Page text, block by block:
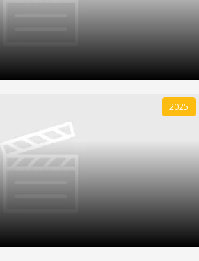
2025